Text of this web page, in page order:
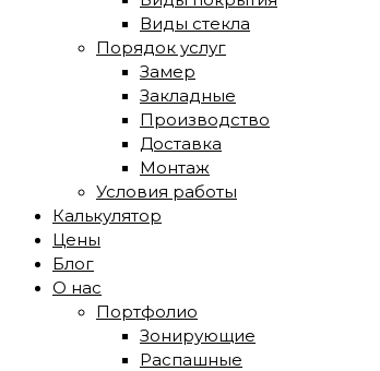
Виды стекла
Порядок услуг
Замер
Закладные
Производство
Доставка
Монтаж
Условия работы
Калькулятор
Цены
Блог
О нас
Портфолио
Зонирующие
Распашные